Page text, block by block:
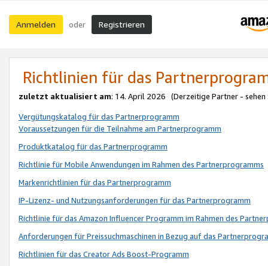
Anmelden oder Registrieren
Richtlinien für das
zuletzt aktualisiert am: 14. April 2026 (Derzeitige Partner - sehen
Vergütungskatalog für das Partnerprogramm
Voraussetzungen für die Teilnahme am Partnerprogramm
Produktkatalog für das Partnerprogramm
Richtlinie für Mobile Anwendungen im Rahmen des Partnerprogramms
Markenrichtlinien für das Partnerprogramm
IP-Lizenz- und Nutzungsanforderungen für das Partnerprogramm
Richtlinie für das Amazon Influencer Programm im Rahmen des
Anforderungen für Preissuchmaschinen in Bezug auf das
Richtlinien für das Creator Ads Boost-Programm